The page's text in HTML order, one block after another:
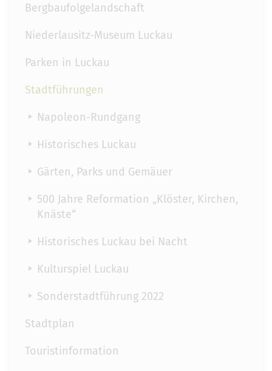
Bergbaufolgelandschaft
Niederlausitz-Museum Luckau
Parken in Luckau
Stadtführungen
Napoleon-Rundgang
Historisches Luckau
Gärten, Parks und Gemäuer
500 Jahre Reformation „Klöster, Kirchen,
Knäste“
Historisches Luckau bei Nacht
Kulturspiel Luckau
Sonderstadtführung 2022
Stadtplan
Touristinformation